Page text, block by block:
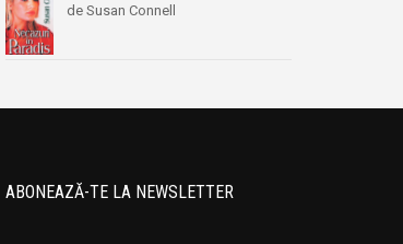
de Susan Connell
ABONEAZĂ-TE LA NEWSLETTER